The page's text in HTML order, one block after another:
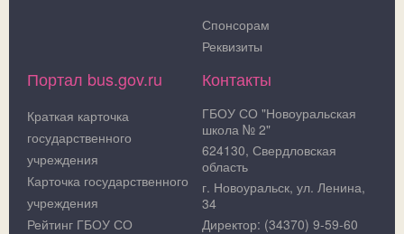
Спонсорам
Реквизиты
Портал bus.gov.ru
Краткая карточка
государственного
учреждения
Карточка государственного
учреждения
Рейтинг ГБОУ СО
Контакты
ГБОУ СО "Новоуральская
школа № 2"
624130, Свердловская
область
г. Новоуральск, ул. Ленина,
34
Директор: (34370) 9-59-60